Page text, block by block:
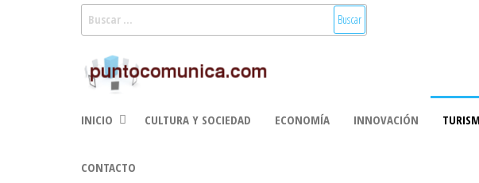
2.0
economía,
INICIO CULTURA Y SOCIEDAD ECONOMÍA INNOVACIÓN
CONTACTO